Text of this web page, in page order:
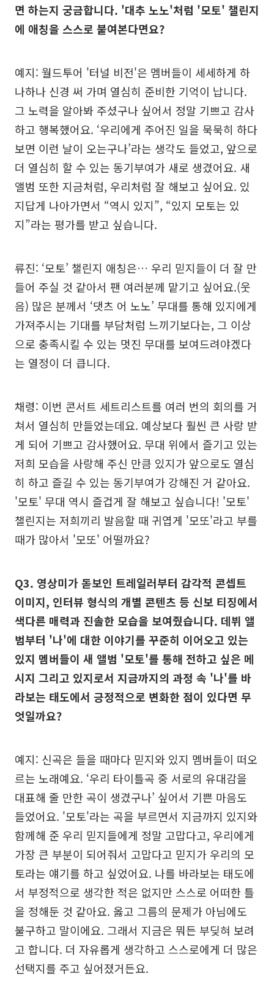
면 하는지 궁금합니다. '대추 노노'처럼 '모토' 챌린지
에 애칭을 스스로 붙여본다면요?
예지: 월드투어 '터널 비전'은 멤버들이 세세하게 하
나하나 신경 써 가며 열심히 준비한 기억이 납니다.
그 노력을 알아봐 주셨구나 싶어서 정말 기쁘고 감사
하고 행복했어요. ‘우리에게 주어진 일을 묵묵히 하다
보면 이런 날이 오는구나’라는 생각도 들었고, 앞으로
더 열심히 할 수 있는 동기부여가 새로 생겼어요. 새
앨범 또한 지금처럼, 우리처럼 잘 해보고 싶어요. 있
지답게 나아가면서 “역시 있지”, “있지 모토는 있
지”라는 평가를 받고 싶습니다.
류진: ‘모토’ 챌린지 애칭은… 우리 믿지들이 더 잘 만
들어 주실 것 같아서 팬 여러분께 맡기고 싶어요.(웃
음) 많은 분께서 ‘댓츠 어 노노’ 무대를 통해 있지에게
가져주시는 기대를 부담처럼 느끼기보다는, 그 이상
으로 충족시킬 수 있는 멋진 무대를 보여드려야겠다
는 열정이 더 큽니다.
채령: 이번 콘서트 세트리스트를 여러 번의 회의를 거
쳐서 열심히 만들었는데요. 예상보다 훨씬 큰 사랑 받
게 되어 기쁘고 감사했어요. 무대 위에서 즐기고 있는
저희 모습을 사랑해 주신 만큼 있지가 앞으로도 열심
히 하고 즐길 수 있는 동기부여가 강해진 거 같아요.
'모토' 무대 역시 즐겁게 잘 해보고 싶습니다! '모토'
챌린지는 저희끼리 발음할 때 귀엽게 '모또'라고 부를
때가 많아서 '모또' 어떨까요?
Q3. 영상미가 돋보인 트레일러부터 감각적 콘셉트
이미지, 인터뷰 형식의 개별 콘텐츠 등 신보 티징에서
색다른 매력과 진솔한 모습을 보여줬습니다. 데뷔 앨
범부터 '나'에 대한 이야기를 꾸준히 이어오고 있는
있지 멤버들이 새 앨범 '모토'를 통해 전하고 싶은 메
시지 그리고 있지로서 지금까지의 과정 속 '나'를 바
라보는 태도에서 긍정적으로 변화한 점이 있다면 무
엇일까요?
예지: 신곡은 들을 때마다 믿지와 있지 멤버들이 떠오
르는 노래예요. ‘우리 타이틀곡 중 서로의 유대감을
대표해 줄 만한 곡이 생겼구나’ 싶어서 기쁜 마음도
들었어요. '모토'라는 곡을 부르면서 지금까지 있지와
함께해 준 우리 믿지들에게 정말 고맙다고, 우리에게
가장 큰 부분이 되어줘서 고맙다고 믿지가 우리의 모
토라는 얘기를 하고 싶었어요. 나를 바라보는 태도에
서 부정적으로 생각한 적은 없지만 스스로 어떠한 틀
을 정해둔 것 같아요. 옳고 그름의 문제가 아님에도
불구하고 말이에요. 그래서 지금은 뭐든 부딪혀 보려
고 합니다. 더 자유롭게 생각하고 스스로에게 더 많은
선택지를 주고 싶어졌거든요.